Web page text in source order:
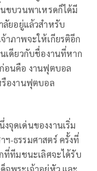
ขบวนพาเหรดก็ได้มี
ลัยอยู่แล้วสำหรับ
าภาพจะให้เกียรติอีก
เดียวกับชื่องานที่หาก
อนคือ งานฟุตบอล
องานฟุตบอล
จุดเด่นของงานเริ่ม
-ธรรมศาสตร์ ครั้งที่
ทีมชนะเลิศจะได้รับ